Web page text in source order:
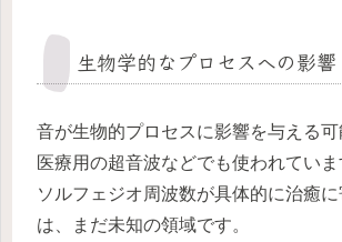
生物学的なプロセスへの影響
音が生物的プロセスに影響を与える可
医療用の超音波などでも使われていま
ソルフェジオ周波数が具体的に治癒
は、まだ未知の領域です。